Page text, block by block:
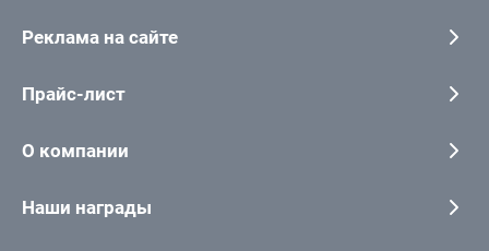
Реклама на сайте
Прайс-лист
О компании
Наши награды